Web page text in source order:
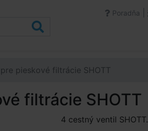
Poradňa
pieskové filtrácie SHOTT
filtrácie SHOTT
4 cestný ventil SHOTT.